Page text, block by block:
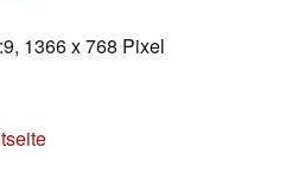
1366 x 768 Pixel